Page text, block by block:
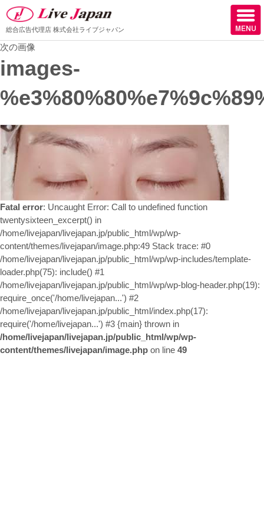
スタッフ紹介
サロン様からの声
ケーススタディー
採用
お問い合わせ
総合広告代理店 株式会社ライブジャパン
次の画像
images-
Fatal error: Uncaught Error: Call to undefined function
twentysixteen_excerpt() in
/home/livejapan/livejapan.jp/public_html/wp/wp-
content/themes/livejapan/image.php:49 Stack trace: #0
/home/livejapan/livejapan.jp/public_html/wp/wp-includes/template-
loader.php(75): include() #1
/home/livejapan/livejapan.jp/public_html/wp/wp-blog-header.php(19):
require_once('/home/livejapan...') #2
/home/livejapan/livejapan.jp/public_html/index.php(17):
require('/home/livejapan...') #3 {main} thrown in
/home/livejapan/livejapan.jp/public_html/wp/wp-
content/themes/livejapan/image.php on line 49